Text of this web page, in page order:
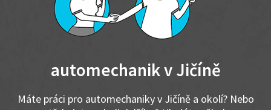
automechanik v Jičíně
Máte práci pro automechaniky v Jičíně a okolí? Nebo